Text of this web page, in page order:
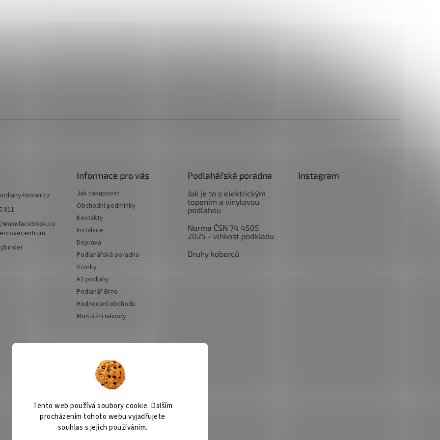
Tento web používá soubory cookie. Dalším
procházením tohoto webu vyjadřujete
souhlas s jejich používáním.
binder.cz
811
Informace pro vás
Jak nakupovat
Obchodní podmínky
Kontakty
Instalace
Doprava
Podlahářská poradna
Vzorky
A1 podlahy
Podlahář Brno
Hodnocení obchodu
Montážní návody
Podlahářská poradna
Jak je to s elektrickým
topením a vinylovou
podlahou
Norma ČSN 74 4505
2025 - vlhkost podkladu
Druhy koberců
Instagram
platby
Kobercové centrum Čištění koberců